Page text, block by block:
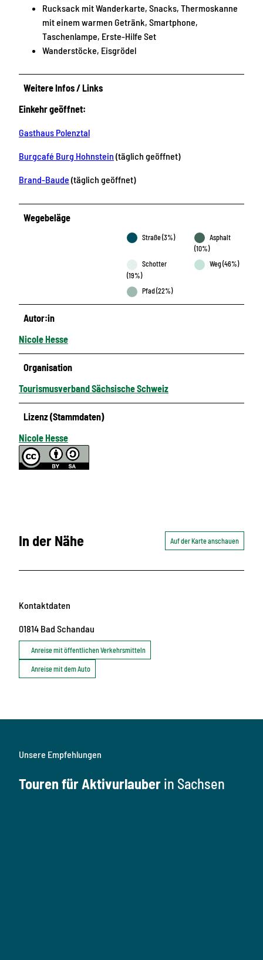
Rucksack mit Wanderkarte, Snacks, Thermoskanne
mit einem warmen Getränk, Smartphone,
Taschenlampe, Erste-Hilfe Set
Wanderstöcke, Eisgrödel
Weitere Infos / Links
Einkehr geöffnet:
Gasthaus Polenztal
Burgcafé Burg Hohnstein (täglich geöffnet)
Brand-Baude (täglich geöffnet)
Wegebeläge
Straße (3%)
Asphalt
(10%)
Schotter
(19%)
Weg (46%)
Pfad (22%)
Autor:in
Nicole Hesse
Organisation
Tourismusverband Sächsische Schweiz
Lizenz (Stammdaten)
Nicole Hesse
In der Nähe Auf der Karte anschauen
Kontaktdaten
01814 Bad Schandau
Anreise mit öffentlichen Verkehrsmitteln
Anreise mit dem Auto
Unsere Empfehlungen
Touren für Aktivurlauber in Sachsen